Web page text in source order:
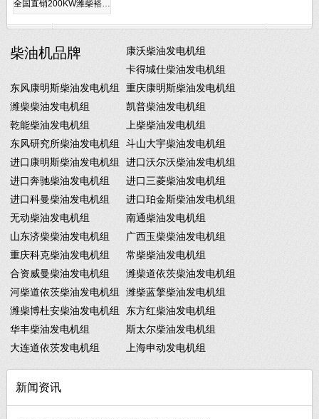
全国直销200KW潍柴裕…
柴油机品牌
康沃柴油发电机组
卡得城仕柴油发电机组
东风康明斯柴油发电机组
重庆康明斯柴油发电机组
潍柴柴油发电机组
凯普柴油发电机组
乾能柴油发电机组
上柴柴油发电机组
东风研究所柴油发电机组
斗山大宇柴油发电机组
进口康明斯柴油发电机组
进口沃尔沃柴油发电机组
进口奔驰柴油发电机组
进口三菱柴油发电机组
进口科曼柴油发电机组
进口珀金斯柴油发电机组
无动柴油发电机组
南通柴油发电机组
山东济柴柴油发电机组
广西玉柴柴油发电机组
重庆科克柴油发电机组
常柴柴油发电机组
合资威曼柴油发电机组
潍柴道依茨柴油发电机组
河柴道依茨柴油发电机组
潍柴蓝擎柴油发电机组
潍柴博杜安柴油发电机组
东方红柴油发电机组
华丰柴油发电机组
斯太尔柴油发电机组
大连道依茨发电机组
上海申动发电机组
新闻资讯